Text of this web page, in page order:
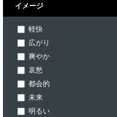
イメージ
軽快
広がり
爽やか
哀愁
都会的
未来
明るい